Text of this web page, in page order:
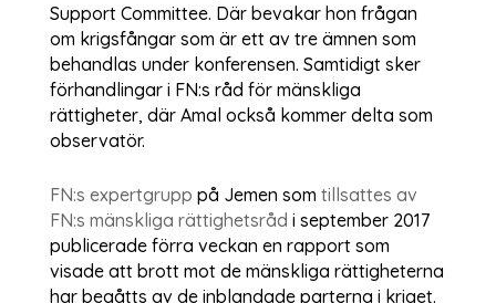
Support Committee. Där bevakar hon frågan
om krigsfångar som är ett av tre ämnen som
behandlas under konferensen. Samtidigt sker
förhandlingar i FN:s råd för mänskliga
rättigheter, där Amal också kommer delta som
observatör.
FN:s expertgrupp på Jemen som tillsattes av
FN:s mänskliga rättighetsråd i september 2017
publicerade förra veckan en rapport som
visade att brott mot de mänskliga rättigheterna
har begåtts av de inblandade parterna i kriget.